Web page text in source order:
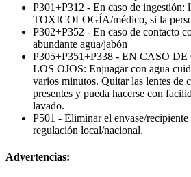
P301+P312 - En caso de
TOXICOLOGÍA/médico, si la
P302+P352 - En caso de contacto
abundante agua/jabón
P305+P351+P338 - EN CASO
LOS OJOS: Enjuagar con agua
varios minutos. Quitar las lentes de
presentes y pueda hacerse con
lavado.
P501 - Eliminar el envase/recipiente
regulación local/nacional.
Advertencias: